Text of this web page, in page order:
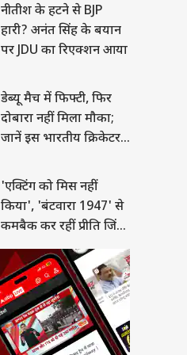
नीतीश के हटने से BJP
हारी? अनंत सिंह के बयान
पर JDU का रिएक्शन आया
डेब्यू मैच में फिफ्टी, फिर
दोबारा नहीं मिला मौका;
जानें इस भारतीय क्रिकेटर
'एक्टिंग को मिस नहीं
किया', 'बंटवारा 1947' से
कमबैक कर रहीं प्रीति जिंटा,
सेट पर 'टॉर्चर' को लेकर
कहा ये